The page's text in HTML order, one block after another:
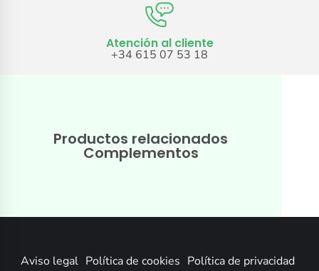
Atención al cliente
+34 615 07 53 18
Productos relacionados
Complementos
Aviso legal Política de cookies Política de privacidad